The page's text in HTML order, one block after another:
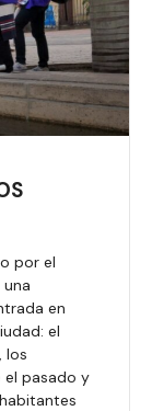
por el
en
el
los
el pasado y